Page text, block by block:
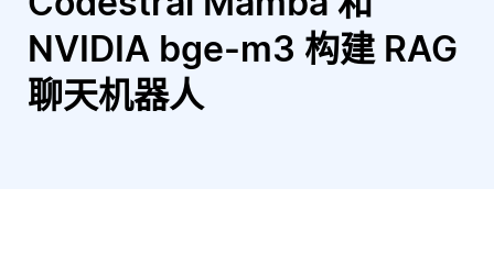
NVIDIA bge-m3 构建 RAG
聊天机器人